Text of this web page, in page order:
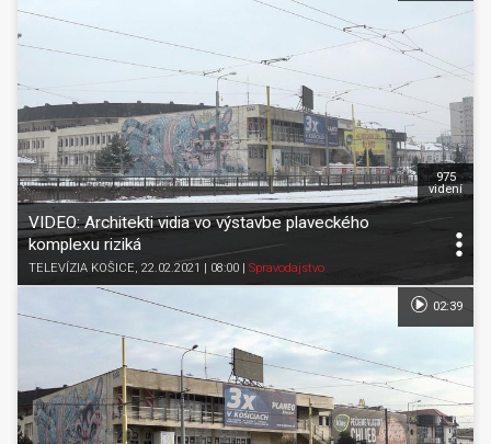
VIDEO: Architekti vidia vo výstavbe plaveckého
komplexu riziká
TELEVÍZIA KOŠICE, 22.02.2021 | 08:00 Spravodajstvo
975
videní
02:39